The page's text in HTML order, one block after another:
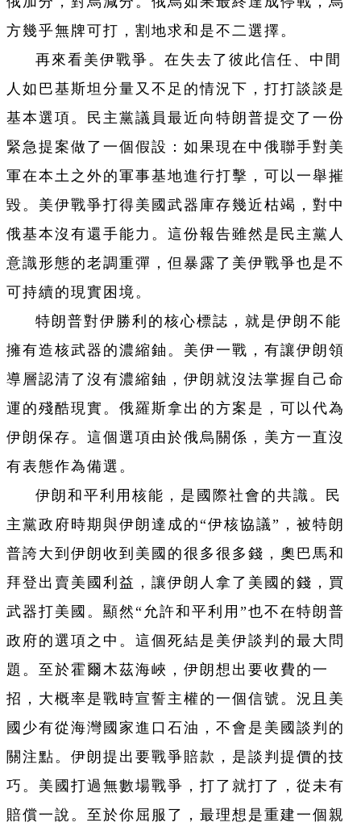
方幾乎無牌可打，割地求和是不二選擇。
再來看美伊戰爭。在失去了彼此信任、中間
人如巴基斯坦分量又不足的情況下，打打談談是
基本選項。民主黨議員最近向特朗普提交了一份
緊急提案做了一個假設：如果現在中俄聯手對美
軍在本土之外的軍事基地進行打擊，可以一舉摧
毀。美伊戰爭打得美國武器庫存幾近枯竭，對中
俄基本沒有還手能力。這份報告雖然是民主黨人
意識形態的老調重彈，但暴露了美伊戰爭也是不
可持續的現實困境。
特朗普對伊勝利的核心標誌，就是伊朗不能
擁有造核武器的濃縮鈾。美伊一戰，有讓伊朗領
導層認清了沒有濃縮鈾，伊朗就沒法掌握自己命
運的殘酷現實。俄羅斯拿出的方案是，可以代為
伊朗保存。這個選項由於俄烏關係，美方一直沒
有表態作為備選。
伊朗和平利用核能，是國際社會的共識。民
主黨政府時期與伊朗達成的“伊核協議”，被特朗
普誇大到伊朗收到美國的很多很多錢，奧巴馬和
拜登出賣美國利益，讓伊朗人拿了美國的錢，買
武器打美國。顯然“允許和平利用”也不在特朗普
政府的選項之中。這個死結是美伊談判的最大問
題。至於霍爾木茲海峽，伊朗想出要收費的一
招，大概率是戰時宣誓主權的一個信號。況且美
國少有從海灣國家進口石油，不會是美國談判的
關注點。伊朗提出要戰爭賠款，是談判提價的技
巧。美國打過無數場戰爭，打了就打了，從未有
賠償一說。至於你屈服了，最理想是重建一個親